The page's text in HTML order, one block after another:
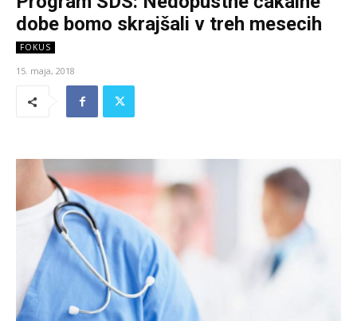
dobe bomo skrajšali v treh mesecih
FOKUS
15. maja, 2018